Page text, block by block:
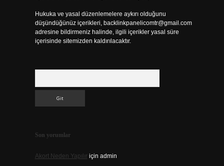
Hukuka ve yasal düzenlemelere aykırı olduğunu
düşündüğünüz içerikleri, backlinkpanelicomtr@gmail.com
adresine bildirmeniz halinde, ilgili içerikler yasal süre
içerisinde sitemizden kaldırılacaktır.
Son yorumlar
Akort Neden Yapılıriçin admin